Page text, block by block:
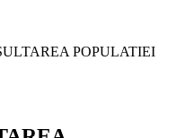
POPULATIEI